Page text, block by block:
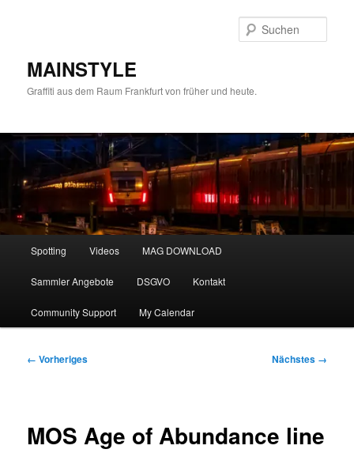
MAINSTYLE
Graffiti aus dem Raum Frankfurt von früher und heute.
Spotting Videos MAG DOWNLOAD
Sammler Angebote DSGVO Kontakt
Community Support My Calendar
Bilder-
← Vorheriges Nächstes →
MOS Age of Abundance line